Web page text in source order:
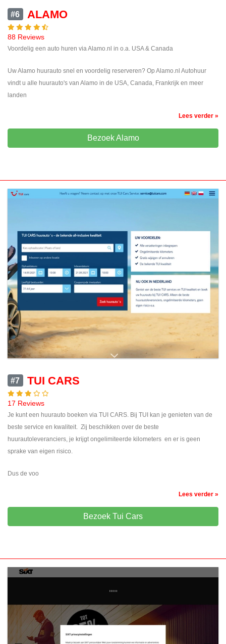
#6 ALAMO
88 Reviews
Voordelig een auto huren via Alamo.nl in o.a. USA & Canada
Uw Alamo huurauto snel en voordelig reserveren? Op Alamo.nl Autohuur
vindt u alle huurauto's van Alamo in de USA, Canada, Frankrijk en meer
landen
Lees verder »
Bezoek Alamo
#7 TUI CARS
17 Reviews
Je kunt een huurauto boeken via TUI CARS. Bij TUI kan je genieten van de
beste service en kwaliteit. Zij beschikken over de beste
huurautoleveranciers, je krijgt ongelimiteerde kilometers en er is geen
sprake van eigen risico.
Dus de voo
Lees verder »
Bezoek Tui Cars